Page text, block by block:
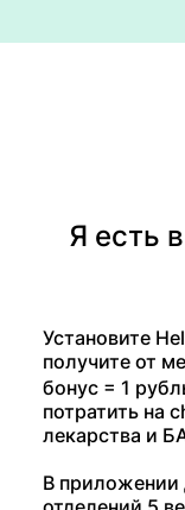
Я есть
Установите
получите от
бонус = 1
потратить на
лекарства и
В приложении